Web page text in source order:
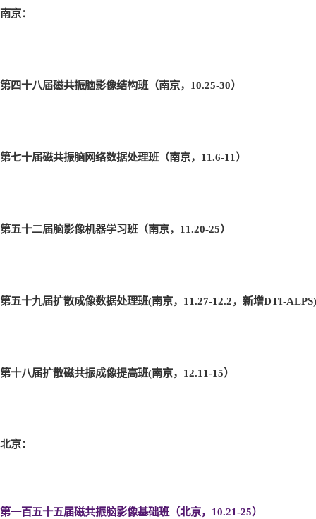
南京：
第四十八届磁共振脑影像结构班（南京，10.25-30）
第七十届磁共振脑网络数据处理班（南京，11.6-11 ）
第五十二届脑影像机器学习班（南京，11.20-25）
第五十九届扩散成像数据处理班(南京，11.27-12.2，新增DTI-ALPS)
第十八届扩散磁共振成像提高班(南京，12.11-15）
北京：
第一百五十五届磁共振脑影像基础班（北京，10.21-25）